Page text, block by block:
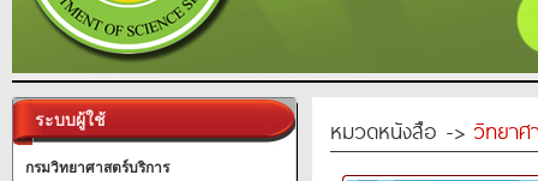
ระบบผู้ใช้
กรมวิทยาศาสตร์บริการ
หมวดหนังสือ -> วิทยาศ